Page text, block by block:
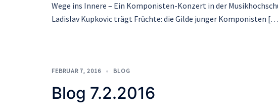
Wege ins Innere – Ein Komponisten-Konzert in der
Ladislav Kupkovic trägt Früchte: die Gilde junger Komponisten
FEBRUAR 7, 2016 BLOG
Blog 7.2.2016